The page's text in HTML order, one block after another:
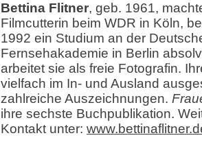
Bettina Flitner, geb. 1961,
Filmcutterin beim WDR in Köln,
1992 ein Studium an der
Fernsehakademie in Berlin
arbeitet sie als freie Fotografin.
vielfach im In- und Ausland
zahlreiche Auszeichnungen.
ihre sechste Buchpublikation.
Kontakt unter: